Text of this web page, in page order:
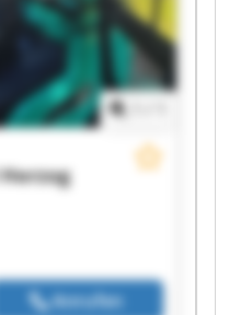
Herzog
Anrufen